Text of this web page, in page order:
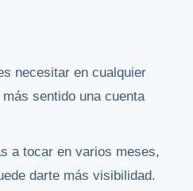
necesitar en cualquier
sentido una cuenta
a tocar en varios meses,
darte más visibilidad.